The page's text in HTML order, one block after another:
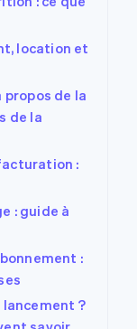
location et
propos de la
de la
:
: guide à
:
?